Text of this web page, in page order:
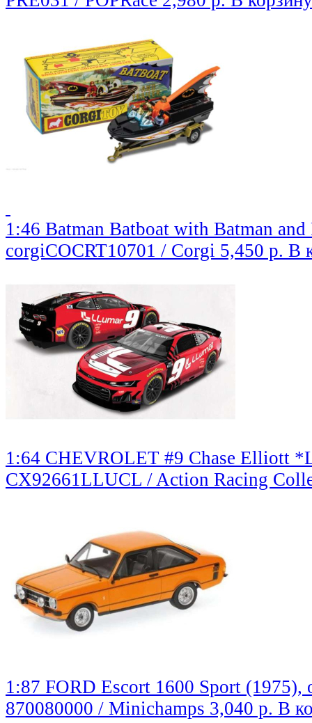
1:46 Batman Batboat with Batman
corgiCOCRT10701 / Corgi 5,450 р. В
1:64 CHEVROLET #9 Chase Elliott
CX92661LLUCL / Action Racing
1:87 FORD Escort 1600 Sport (1975),
870080000 / Minichamps 3,040 р. В